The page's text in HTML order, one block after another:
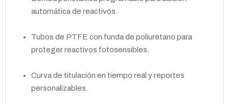
automática de reactivos.
Tubos de PTFE con funda de poliuretano para
proteger reactivos fotosensibles.
Curva de titulación en tiempo real y reportes
personalizables.